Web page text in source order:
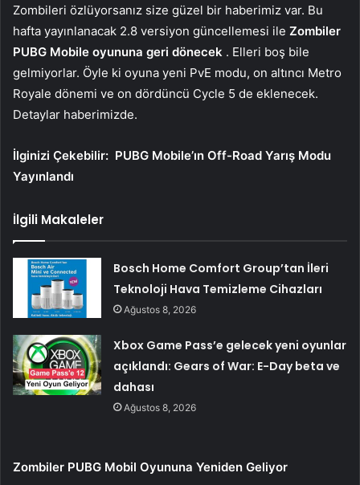
Zombileri özlüyorsanız size güzel bir haberimiz var. Bu
hafta yayınlanacak 2.8 versiyon güncellemesi ile Zombiler
PUBG Mobile oyununa geri dönecek . Elleri boş bile
gelmiyorlar. Öyle ki oyuna yeni PvE modu, on altıncı Metro
Royale dönemi ve on dördüncü Cycle 5 de eklenecek.
Detaylar haberimizde.
İlginizi Çekebilir: PUBG Mobile’ın Off-Road Yarış Modu
Yayınlandı
İlgili Makaleler
Bosch Home Comfort Group’tan İleri
Teknoloji Hava Temizleme Cihazları
Ağustos 8, 2026
Xbox Game Pass’e gelecek yeni oyunlar
açıklandı: Gears of War: E-Day beta ve
dahası
Ağustos 8, 2026
Zombiler PUBG Mobil Oyununa Yeniden Geliyor